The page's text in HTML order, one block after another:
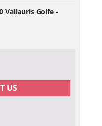
Vallauris Golfe -
US